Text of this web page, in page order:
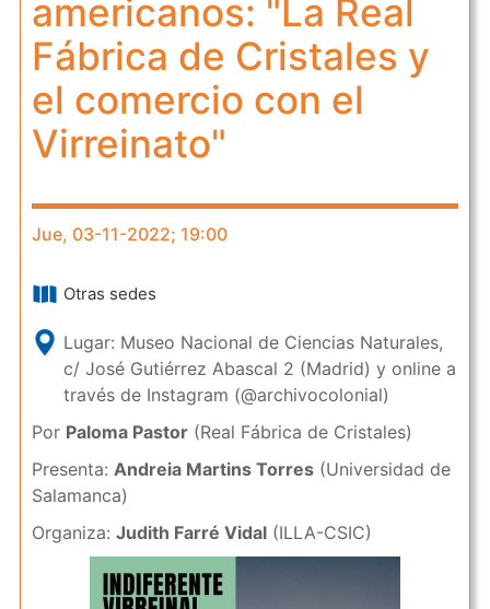
americanos: "La Real
Fábrica de Cristales y
el comercio con el
Virreinato"
Jue, 03-11-2022; 19:00
Otras sedes
Lugar: Museo Nacional de Ciencias Naturales,
c/ José Gutiérrez Abascal 2 (Madrid) y online a
través de Instagram (@archivocolonial)
Por Paloma Pastor(Real Fábrica de Cristales)
Presenta: Andreia Martins Torres(Universidad de
Salamanca)
Organiza: Judith Farré Vidal(ILLA-CSIC)